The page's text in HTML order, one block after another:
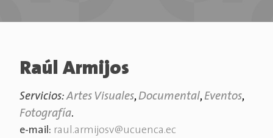
Raúl Armijos
Servicios:Artes Visuales, Documental, Eventos,
Fotografía.
e-mail: raul.armijosv@ucuenca.ec